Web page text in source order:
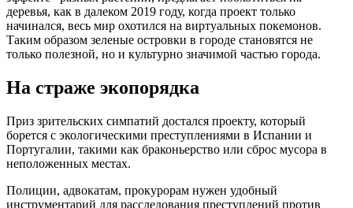
деревья, как в далеком 2019 году, когда проект только
начинался, весь мир охотился на виртуальных покемонов.
Таким образом зеленые островки в городе становятся не
только полезной, но и культурно значимой частью города.
На страже экопорядка
Приз зрительских симпатий достался проекту, который
борется с экологическими преступлениями в Испании и
Португалии, такими как браконьерство или сброс мусора в
неположенных местах.
Полиции, адвокатам, прокурорам нужен удобный
инструментарий для расследования преступлений против